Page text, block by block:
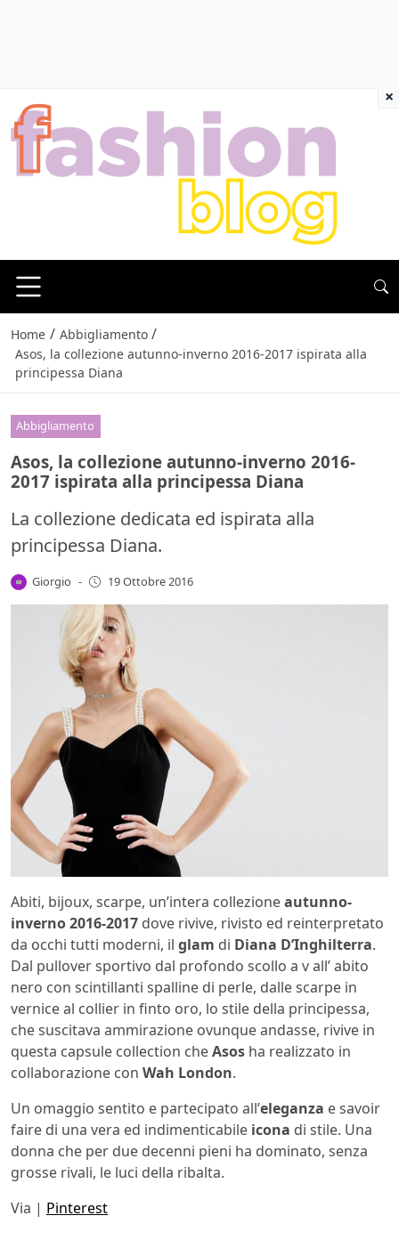
Home / Abbigliamento /
Asos, la collezione autunno-inverno 2016-2017 ispirata alla
principessa Diana
Abbigliamento
Asos, la collezione autunno-inverno 2016-
2017 ispirata alla principessa Diana
La collezione dedicata ed ispirata alla
principessa Diana.
Giorgio - 19 Ottobre 2016
Abiti, bijoux, scarpe, un’intera collezioneautunno-
inverno 2016-2017 dove rivive, rivisto ed reinterpretato
da occhi tutti moderni, il glam di Diana D’Inghilterra.
Dal pullover sportivo dal profondo scollo a v all’ abito
nero con scintillanti spalline di perle, dalle scarpe in
vernice al collier in finto oro, lo stile della principessa,
che suscitava ammirazione ovunque andasse, rivive in
questa capsule collection cheAsos ha realizzato in
collaborazione con Wah London.
Un omaggio sentito e partecipato all’eleganza e savoir
faire di una vera ed indimenticabile icona di stile. Una
donna che per due decenni pieni ha dominato, senza
grosse rivali, le luci della ribalta.
Via | Pinterest
×